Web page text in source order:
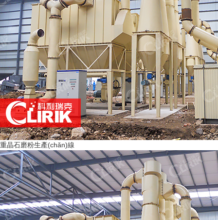
重晶石磨粉生產(chǎn)線